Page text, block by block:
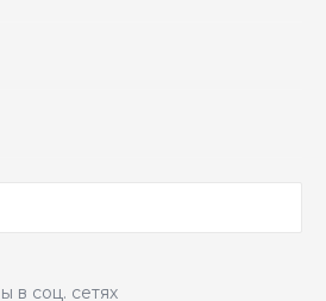
в соц. сетях